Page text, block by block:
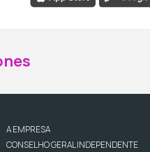
A EMPRESA
CONSELHO GERAL INDEPENDENTE